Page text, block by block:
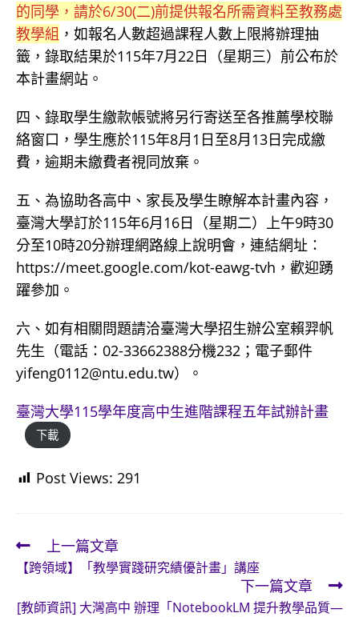
的同學，請於6/30(二)前提供報名所需資料至教務處
教學組 ，如報名人數超過課程人數上限將辦理抽
籤，錄取結果於115年7月22日（星期三）前公布於
本計畫網站。
四、錄取學生繳款帳號將另行寄送至各推薦學校聯
絡窗口，學生應於115年8月1日至8月13日完成繳
費，逾期未繳費者視同放棄。
五、為協助各高中、家長及學生瞭解本計畫內容，
臺灣大學訂於115年6月16日（星期二）上午9時30
分至10時20分辦理網路線上說明會，連結網址：
https://meet.google.com/kot-eawg-tvh，歡迎踴
躍參加。
六、如有相關問題請洽臺灣大學招生辦公室賴羿帆
先生（電話：02-33662388分機232；電子郵件
yifeng0112@ntu.edu.tw）。
臺灣大學115學年度高中生進階課程五年試辦計畫
下載
Post Views: 291
Read
more
articles
上一篇文章
【跨領域】「教學實踐研究績優計畫」講座
下一篇文章
[教師資訊] 大灣高中 辦理「NotebookLM 提升教學品質—